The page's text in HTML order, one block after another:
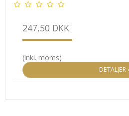
247,50 DKK
(inkl. moms)
DETALJER